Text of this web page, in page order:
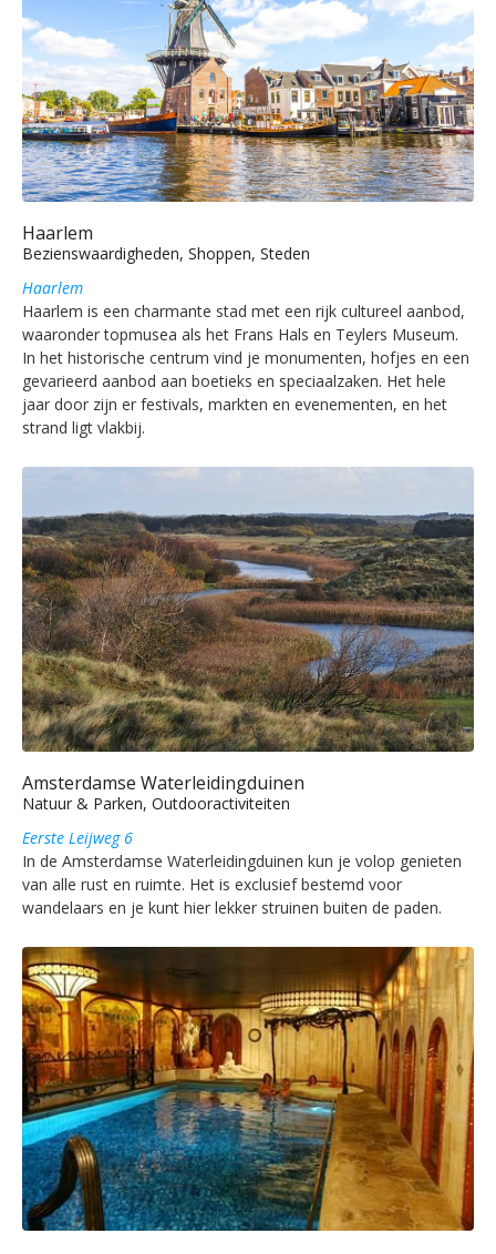
Haarlem
Bezienswaardigheden, Shoppen, Steden
Haarlem
Haarlem is een charmante stad met een rijk cultureel aanbod,
waaronder topmusea als het Frans Hals en Teylers Museum.
In het historische centrum vind je monumenten, hofjes en een
gevarieerd aanbod aan boetieks en speciaalzaken. Het hele
jaar door zijn er festivals, markten en evenementen, en het
strand ligt vlakbij.
Amsterdamse Waterleidingduinen
Natuur & Parken, Outdooractiviteiten
Eerste Leijweg 6
In de Amsterdamse Waterleidingduinen kun je volop genieten
van alle rust en ruimte. Het is exclusief bestemd voor
wandelaars en je kunt hier lekker struinen buiten de paden.